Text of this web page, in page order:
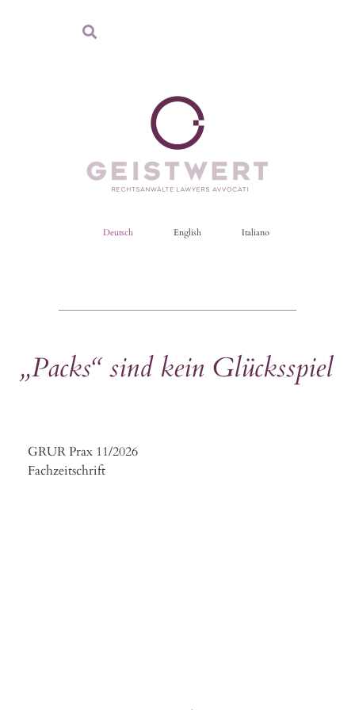
Deutsch English Italiano
„Packs“ sind kein Glücksspiel
GRUR Prax 11/2026
Fachzeitschrift